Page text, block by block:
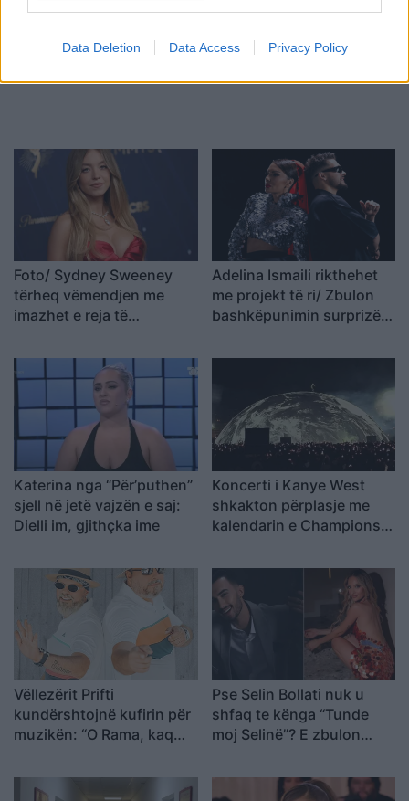
Data Deletion Data Access Privacy Policy
shqiptarja punon per gucci
Foto/ Sydney Sweeney
tërheq vëmendjen me
imazhet e reja të
Adelina Ismaili rikthehet
me projekt të ri/ Zbulon
bashkëpunimin surprizë
Katerina nga “Për’puthen”
sjell në jetë vajzën e saj:
Dielli im, gjithçka ime
Koncerti i Kanye West
shkakton përplasje me
kalendarin e Champions
Vëllezërit Prifti
kundërshtojnë kufirin për
muzikën: “O Rama, kaq
vendin? Keq e më keq!”
Pse Selin Bollati nuk u
shfaq te kënga “Tunde
moj Selinë”? E zbulon
mia në Europë dhe
angazhimet e saj